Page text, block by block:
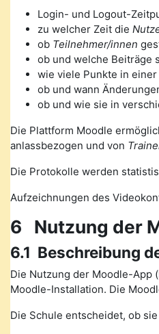
Login- und Logout-
zu welcher Zeit die
ob Teilnehmer/innen
ob und welche Beiträge
wie viele Punkte in
ob und wann
ob und wie sie in
Die Plattform Moodle
anlassbezogen und von
Die Protokolle werden
Aufzeichnungen des
6 Nutzung der
6.1 Beschreibung
Die Nutzung der Moodle-App
Moodle-Installation. Die
Die Schule entscheidet, ob